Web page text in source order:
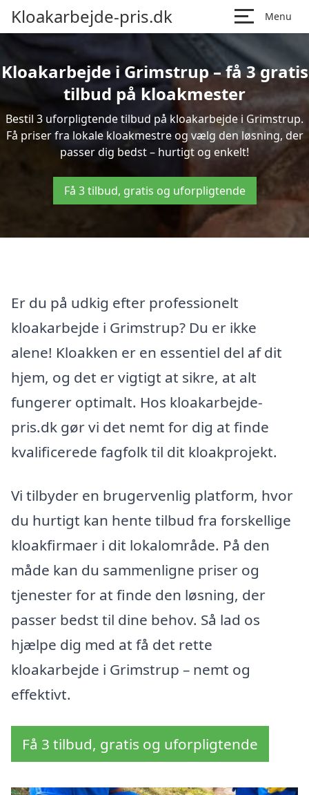
Kloakarbejde-pris.dk Menu
Kloakarbejde i Grimstrup – få 3 gratis
tilbud på kloakmester
Bestil 3 uforpligtende tilbud på kloakarbejde i Grimstrup.
Få priser fra lokale kloakmestre og vælg den løsning, der
passer dig bedst – hurtigt og enkelt!
Få 3 tilbud, gratis og uforpligtende
Er du på udkig efter professionelt
kloakarbejde i Grimstrup? Du er ikke
alene! Kloakken er en essentiel del af dit
hjem, og det er vigtigt at sikre, at alt
fungerer optimalt. Hos kloakarbejde-
pris.dk gør vi det nemt for dig at finde
kvalificerede fagfolk til dit kloakprojekt.
Vi tilbyder en brugervenlig platform, hvor
du hurtigt kan hente tilbud fra forskellige
kloakfirmaer i dit lokalområde. På den
måde kan du sammenligne priser og
tjenester for at finde den løsning, der
passer bedst til dine behov. Så lad os
hjælpe dig med at få det rette
kloakarbejde i Grimstrup – nemt og
effektivt.
Få 3 tilbud, gratis og uforpligtende